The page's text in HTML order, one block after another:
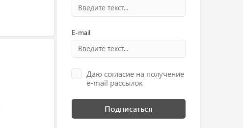
E-mail
Даю согласие на получение
e-mail рассылок
Подписаться